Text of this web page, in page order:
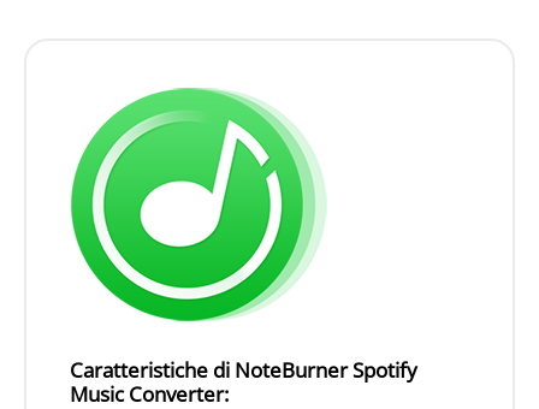
Caratteristiche di NoteBurner Spotify
Music Converter: